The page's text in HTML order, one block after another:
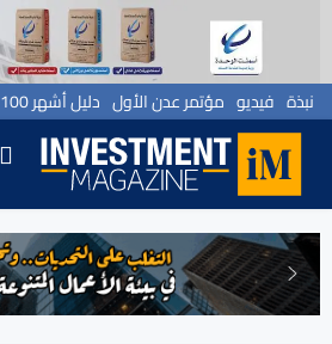
نبذة فيديو مؤتمر عدن الأول دليل أشهر 100 علامة تجارية